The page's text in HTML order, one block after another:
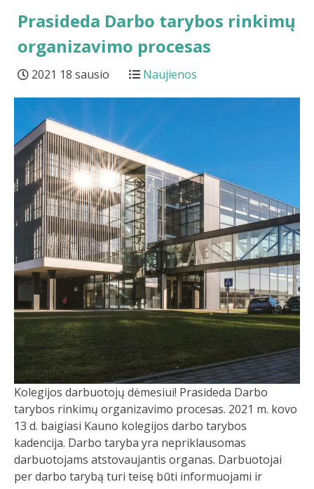
Prasideda Darbo tarybos rinkimų
organizavimo procesas
2021 18 sausio Naujienos
Kolegijos darbuotojų dėmesiui! Prasideda Darbo
tarybos rinkimų organizavimo procesas. 2021 m. kovo
13 d. baigiasi Kauno kolegijos darbo tarybos
kadencija. Darbo taryba yra nepriklausomas
darbuotojams atstovaujantis organas. Darbuotojai
per darbo tarybą turi teisę būti informuojami ir